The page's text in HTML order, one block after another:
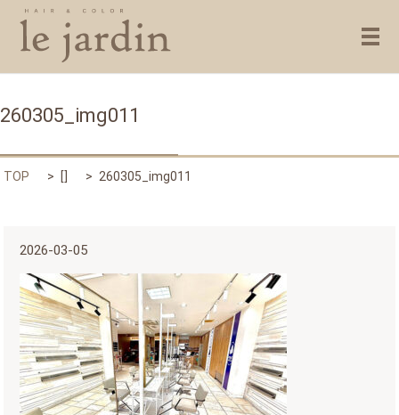
メ
260305_img011
TOP [] 260305_img011
2026-03-05